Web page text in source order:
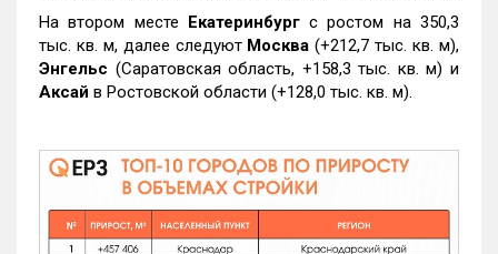
На втором месте Екатеринбургс ростом на 350,3
тыс. кв. м, далее следуют Москва (+212,7 тыс. кв. м),
Энгельс (Саратовская область, +158,3 тыс. кв. м) и
Аксай в Ростовской области (+128,0 тыс. кв. м).